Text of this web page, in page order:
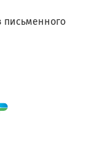
письменного